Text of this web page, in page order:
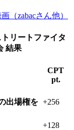
（zabacさん他）
リートファイタ
結果
CPT
pt.
出場権を +256
+128